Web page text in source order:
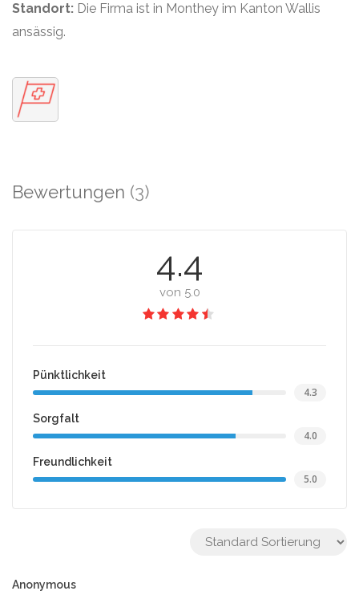
Standort: Die Firma ist in Monthey im Kanton Wallis
ansässig.
Bewertungen (3)
4.4
von 5.0
Pünktlichkeit
4.3
Sorgfalt
4.0
Freundlichkeit
5.0
Anonymous